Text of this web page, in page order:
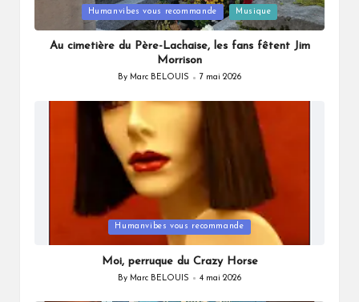
in
Humanvibes vous recommande Musique
Au cimetière du Père-Lachaise, les fans fêtent Jim
Morrison
Posted
By Marc BELOUIS 7 mai 2026
in
Humanvibes vous recommande
Moi, perruque du Crazy Horse
Posted
By Marc BELOUIS 4 mai 2026